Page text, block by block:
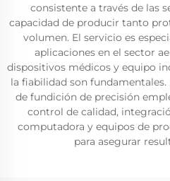
consistente a través de las
capacidad de producir tanto
volumen. El servicio es
aplicaciones en el sector
dispositivos médicos y equipo
la fiabilidad son
de fundición de precisión
control de calidad,
computadora y equipos de
para asegurar